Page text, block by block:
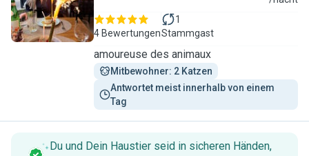
4 Bewertungen
1
Stammgast
amoureuse des animaux
Mitbewohner: 2 Katzen
Antwortet meist innerhalb von einem
Tag
Du und Dein Haustier seid in sicheren Händen,